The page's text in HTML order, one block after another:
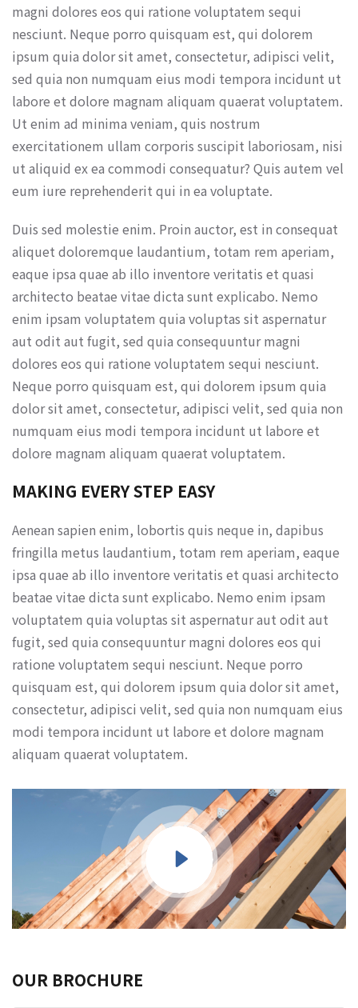
magni dolores eos qui ratione voluptatem sequi
nesciunt. Neque porro quisquam est, qui dolorem
ipsum quia dolor sit amet, consectetur, adipisci velit,
sed quia non numquam eius modi tempora incidunt ut
labore et dolore magnam aliquam quaerat voluptatem.
Ut enim ad minima veniam, quis nostrum
exercitationem ullam corporis suscipit laboriosam, nisi
ut aliquid ex ea commodi consequatur? Quis autem vel
eum iure reprehenderit qui in ea voluptate.
Duis sed molestie enim. Proin auctor, est in consequat
aliquet doloremque laudantium, totam rem aperiam,
eaque ipsa quae ab illo inventore veritatis et quasi
architecto beatae vitae dicta sunt explicabo. Nemo
enim ipsam voluptatem quia voluptas sit aspernatur
aut odit aut fugit, sed quia consequuntur magni
dolores eos qui ratione voluptatem sequi nesciunt.
Neque porro quisquam est, qui dolorem ipsum quia
dolor sit amet, consectetur, adipisci velit, sed quia non
numquam eius modi tempora incidunt ut labore et
dolore magnam aliquam quaerat voluptatem.
MAKING EVERY STEP EASY
Aenean sapien enim, lobortis quis neque in, dapibus
fringilla metus laudantium, totam rem aperiam, eaque
ipsa quae ab illo inventore veritatis et quasi architecto
beatae vitae dicta sunt explicabo. Nemo enim ipsam
voluptatem quia voluptas sit aspernatur aut odit aut
fugit, sed quia consequuntur magni dolores eos qui
ratione voluptatem sequi nesciunt. Neque porro
quisquam est, qui dolorem ipsum quia dolor sit amet,
consectetur, adipisci velit, sed quia non numquam eius
modi tempora incidunt ut labore et dolore magnam
aliquam quaerat voluptatem.
OUR BROCHURE